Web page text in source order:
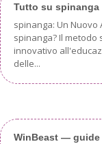
Tutto su spinanga
spinanga: Un Nuovo
spinanga? Il
innovativo
delle...
WinBeast — guide